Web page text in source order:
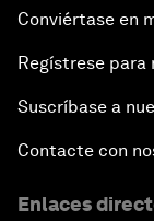
Conviértase en
Regístrese
Suscríbase a
Contacte con
Enlaces